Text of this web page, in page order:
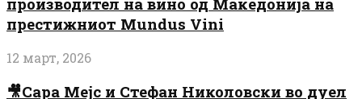
престижниот Mundus Vini
12 март, 2026
🎥Сара Мејс и Стефан Николовски во дуел